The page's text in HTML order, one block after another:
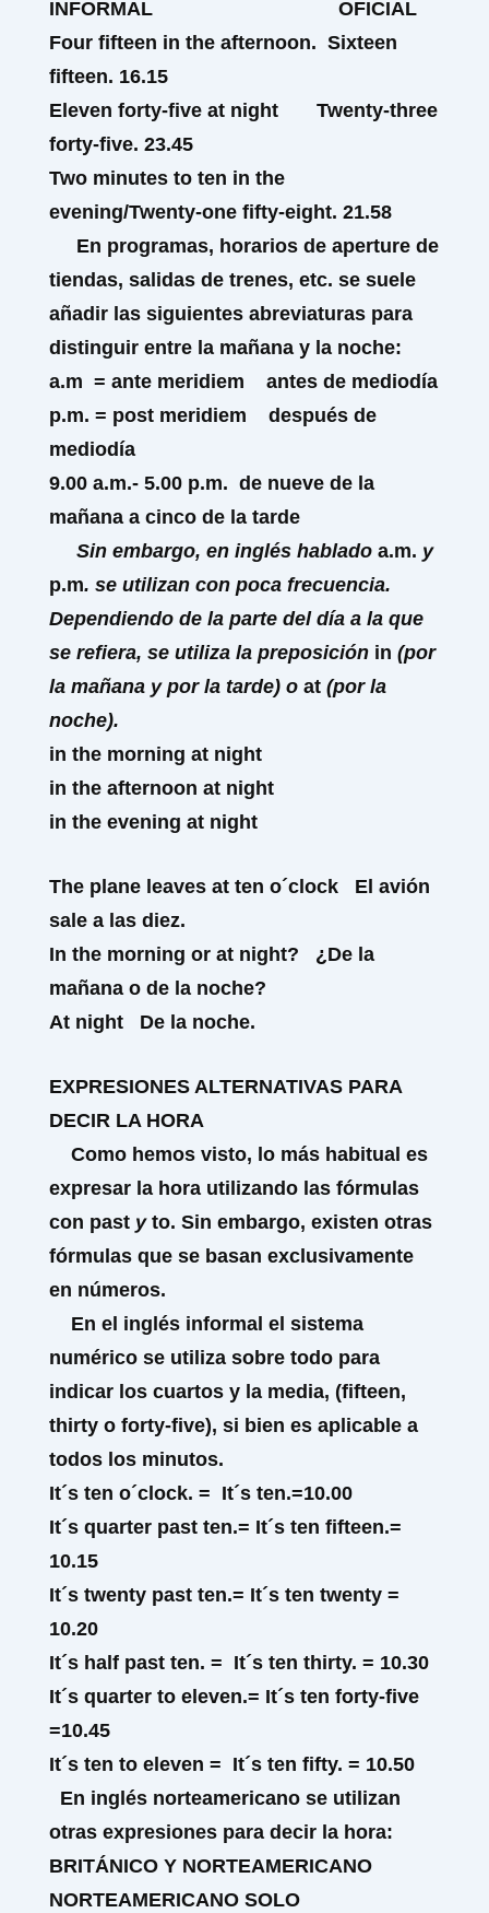
INFORMAL
OFICIAL
Four fifteen in the afternoon. Sixteen
fifteen. 16.15
Eleven forty-five at night
Twenty-three
forty-five. 23.45
Two minutes to ten in the
evening/Twenty-one fifty-eight. 21.58
En programas, horarios de aperture de
tiendas, salidas de trenes, etc. se suele
añadir las siguientes abreviaturas para
distinguir entre la mañana y la noche:
a.m = ante meridiem
antes de mediodía
p.m. = post meridiem
después de
mediodía
9.00 a.m.- 5.00 p.m. de nueve de la
mañana a cinco de la tarde
Sin embargo, en inglés hablado a.m. y
p.m. se utilizan con poca frecuencia.
Dependiendo de la parte del día a la que
se refiera, se utiliza la preposición in (por
la mañana y por la tarde) o at (por la
noche).
in the morning at night
in the afternoon at night
in the evening at night
The plane leaves at ten o´clock
El avión
sale a las diez.
In the morning or at night?
¿De la
mañana o de la noche?
At night De la noche.
EXPRESIONES ALTERNATIVAS PARA
DECIR LA HORA
Como hemos visto, lo más habitual es
expresar la hora utilizando las fórmulas
con past yto. Sin embargo, existen otras
fórmulas que se basan exclusivamente
en números.
En el inglés informal el sistema
numérico se utiliza sobre todo para
indicar los cuartos y la media, (fifteen,
thirty o forty-five), si bien es aplicable a
todos los minutos.
It´s ten o´clock. = It´s ten.=10.00
It´s quarter past ten.= It´s ten fifteen.=
10.15
It´s twenty past ten.= It´s ten twenty =
10.20
It´s half past ten. = It´s ten thirty. = 10.30
It´s quarter to eleven.= It´s ten forty-five
=10.45
It´s ten to eleven = It´s ten fifty. = 10.50
En inglés norteamericano se utilizan
otras expresiones para decir la hora:
BRITÁNICO Y NORTEAMERICANO
NORTEAMERICANO SOLO